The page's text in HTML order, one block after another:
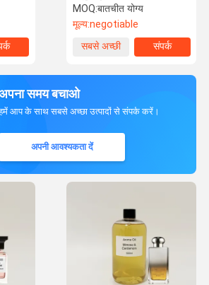
सुगंधित तेल
MOQ:बातचीत योग्य
मूल्य:negotiable
सबसे अच्छी
संपर्क
समय बचाओ
आप के साथ सबसे अच्छा उत्पादों से संपर्क करें।
अपनी आवश्यकता दें